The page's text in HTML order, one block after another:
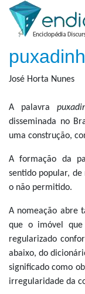
José Horta Nunes
A palavra
disseminada no
uma construção,
A formação da
sentido popular,
o não permitido.
A nomeação abre
que o imóvel que
regularizado
abaixo, do
significado como
irregularidade da